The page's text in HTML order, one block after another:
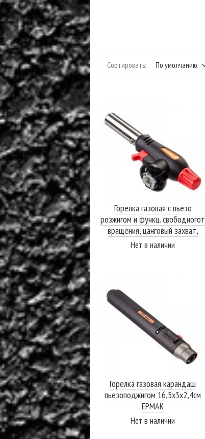
Сортировать: По умолчанию
Горелка газовая с пьезо
розжигом и функц. свободногот
вращения, цанговый захват,
пластик, металл
Нет в наличии
Горелка газовая карандаш
пьезоподжигом 16,5х3х2,4см
ЕРМАК
Нет в наличии